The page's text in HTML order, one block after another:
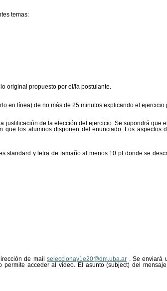
temas:
original propuesto por el/la postulante.
en línea) de no más de 25 minutos explicando el ejercicio
justificación de la elección del ejercicio. Se supondrá que
los alumnos disponen del enunciado. Los aspectos
standard y letra de tamaño al menos 10 pt donde se
de mailseleccionay1e20@dm.uba.ar . Se enviará
acceder al video. El asunto (subject) del